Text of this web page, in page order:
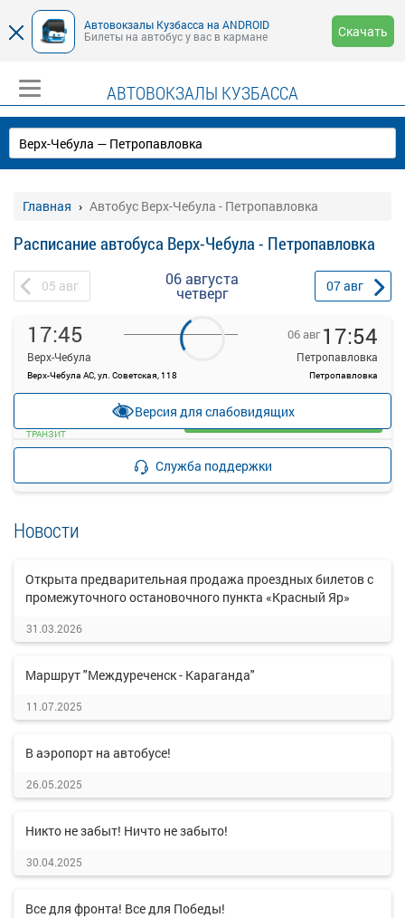
Автовокзалы Кузбасса на ANDROID
Билеты на автобус у вас в кармане
Скачать
АВТОВОКЗАЛЫ КУЗБАССА
Главная Автобус Верх-Чебула - Петропавловка
Расписание автобуса Верх-Чебула - Петропавловка
05 авг 06 августа
четверг 07авг
17:45
Верх-Чебула
Верх-Чебула АС, ул. Советская, 118
06 авг 17:54
Петропавловка
Петропавловка
—
ТРАНЗИТ
Загрузить цену
Версия для слабовидящих
Служба поддержки
Новости
Открыта предварительная продажа проездных билетов с
промежуточного остановочного пункта «Красный Яр»
31.03.2026
Маршрут "Междуреченск - Караганда"
11.07.2025
В аэропорт на автобусе!
26.05.2025
Никто не забыт! Ничто не забыто!
30.04.2025
Все для фронта! Все для Победы!